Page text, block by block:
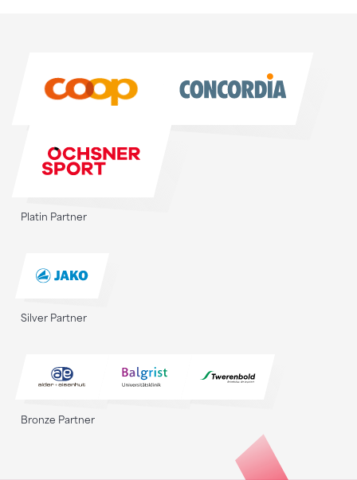
Platin Partner
Silver Partner
Bronze Partner